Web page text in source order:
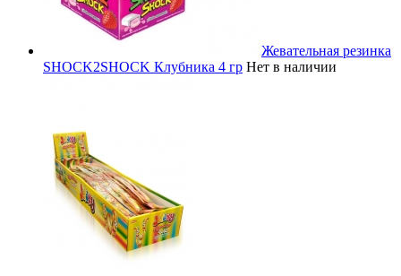
Жевательная резинка
SHOCK2SHOCK Клубника 4 гр Нет в наличии